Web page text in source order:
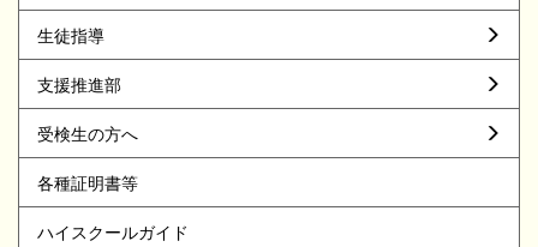
生徒指導
支援推進部
受検生の方へ
各種証明書等
ハイスクールガイド